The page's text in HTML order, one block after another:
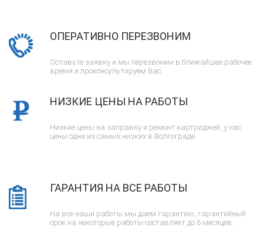
ОПЕРАТИВНО ПЕРЕЗВОНИМ
Оставьте заявку и мы перезвоним в ближайшее рабочее
время и проконсультируем Вас.
НИЗКИЕ ЦЕНЫ НА РАБОТЫ
Низкие цены на заправку и ремонт картриджей, у нас
цены одни из самых низких в Волгограде.
ГАРАНТИЯ НА ВСЕ РАБОТЫ
На все наши работы мы даем гарантию, гарантийный
срок на некоторые работы составляет до 6 месяцев.